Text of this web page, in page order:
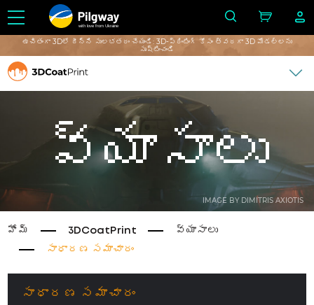
with love from Ukraine
ఉచితంగా 3Dలో దీన్ని సులభతరం చేయండి: 3D-ప్రింటింగ్ కోసం త్వరగా 3D మోడల్‌లను
సృష్టించండి
IMAGE BY DIMITRIS AXIOTIS
వ్యాసాలు
హోమ్ 3DCoatPrint
వ్యాసాలు
సాధారణ సమాచారం
సాధారణ సమాచారం